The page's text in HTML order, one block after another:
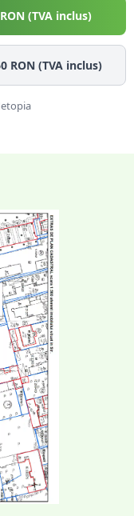
(TVA inclus)
RON (TVA inclus)